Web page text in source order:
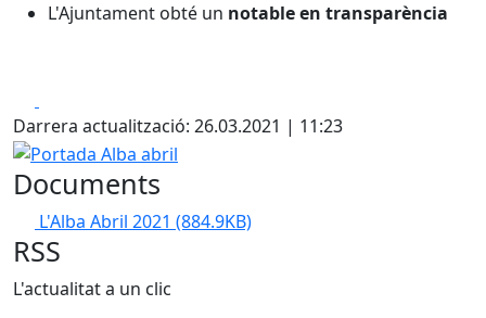
L'Ajuntament obté un notable en transparència
Darrera actualització: 26.03.2021 | 11:23
Portada Alba abril
Documents
L'Alba Abril 2021 (884.9KB)
RSS
L'actualitat a un clic